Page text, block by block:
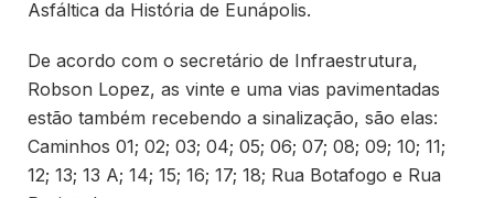
Asfáltica da História de Eunápolis.
De acordo com o secretário de Infraestrutura,
Robson Lopez, as vinte e uma vias pavimentadas
estão também recebendo a sinalização, são elas:
Caminhos 01; 02; 03; 04; 05; 06; 07; 08; 09; 10; 11;
12; 13; 13 A; 14; 15; 16; 17; 18; Rua Botafogo e Rua